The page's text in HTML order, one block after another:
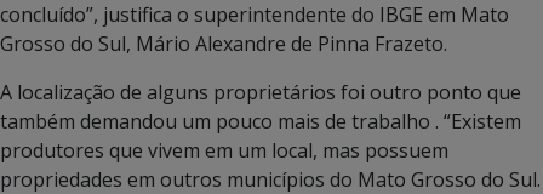
concluído”, justifica o superintendente do IBGE em Mato
Grosso do Sul, Mário Alexandre de Pinna Frazeto.
A localização de alguns proprietários foi outro ponto que
também demandou um pouco mais de trabalho . “Existem
produtores que vivem em um local, mas possuem
propriedades em outros municípios do Mato Grosso do Sul.